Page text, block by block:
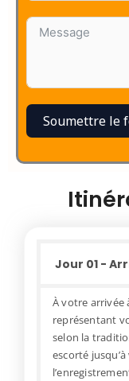
Soumettre le
Jour 01 -
À votre arrivée
représentant
selon la
escorté